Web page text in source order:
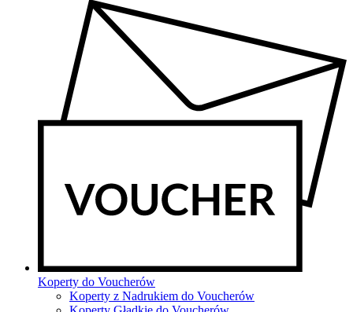
Koperty do Voucherów
Koperty z Nadrukiem do Voucherów